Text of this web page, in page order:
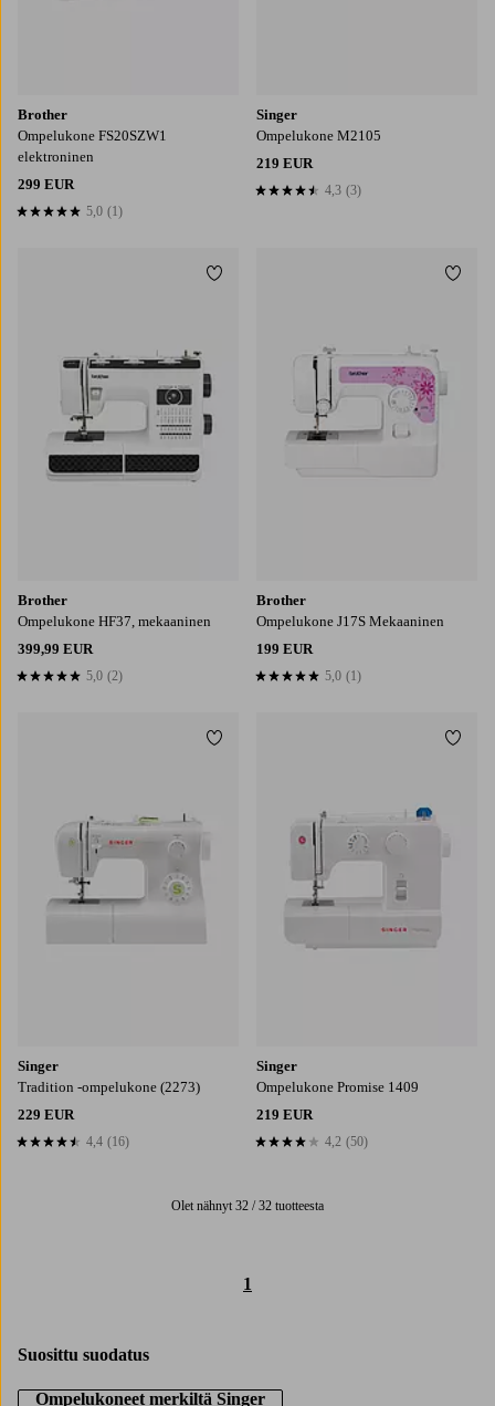
Brother
Ompelukone FS20SZW1
elektroninen
299 EUR
5,0 perustuen 1 arvosanaan
5,0 (1)
Singer
Ompelukone M2105
219 EUR
4,3 perustuen 3 arvosanaan
4,3 (3)
Brother
Ompelukone HF37, mekaaninen
399,99 EUR
5,0 perustuen 2 arvosanaan
5,0 (2)
Lisää suosikkeihin
Brother
Ompelukone J17S Mekaaninen
199 EUR
5,0 perustuen 1 arvosanaan
5,0 (1)
Singer
Tradition -ompelukone (2273)
229 EUR
4,4 perustuen 16 arvosanaan
4,4 (16)
Lisää suosikkeihin
Singer
Ompelukone Promise 1409
219 EUR
4,2 perustuen 50 arvosanaan
4,2 (50)
Olet nähnyt 32 / 32 tuotteesta
1
Suosittu suodatus
Ompelukoneet merkiltä Singer